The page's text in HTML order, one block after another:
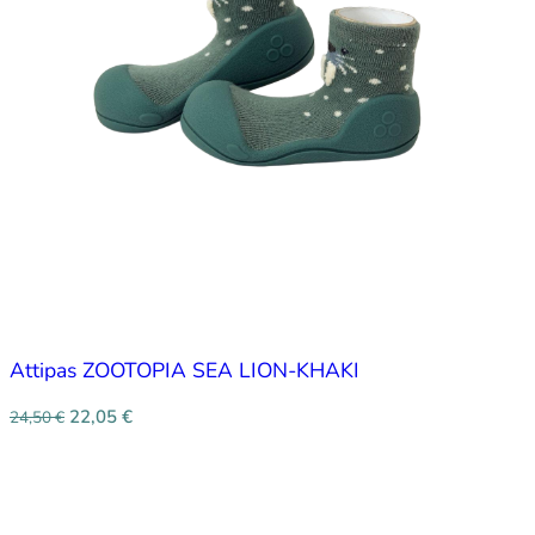
Attipas ZOOTOPIA SEA LION-KHAKI
24,50€ 22,05 €